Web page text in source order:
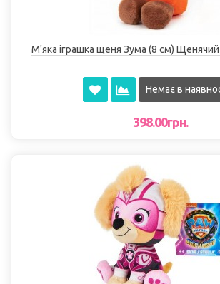
М'яка іграшка щеня Зума (8 см) Щенячий
Немає в
398.00грн.